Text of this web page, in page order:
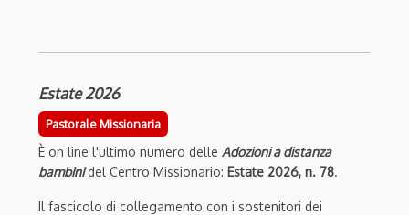
Estate 2026
Pastorale Missionaria
È on line l'ultimo numero delle Adozioni a distanza
bambinidel Centro Missionario: Estate 2026, n. 78.
Il fascicolo di collegamento con i sostenitori dei